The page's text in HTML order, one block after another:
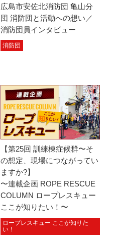
広島市安佐北消防団 亀山分
団 消防団と活動への想い／
消防団員インタビュー
消防団
【第25回 訓練棟症候群〜そ
の想定、現場につながってい
ますか?】
〜連載企画 ROPE RESCUE
COLUMN ロープレスキュー
ここが知りたい！〜
ロープレスキュー ここが知りた
い！